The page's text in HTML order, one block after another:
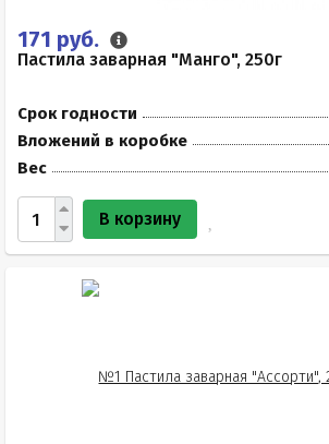
171 руб.
Пастила заварная "Манго", 250г
Срок годности
Вложений в коробке
Вес
В корзину